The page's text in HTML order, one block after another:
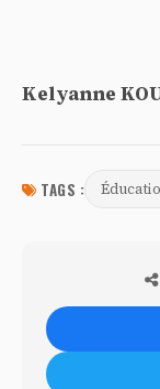
Kelyanne
TAGS :